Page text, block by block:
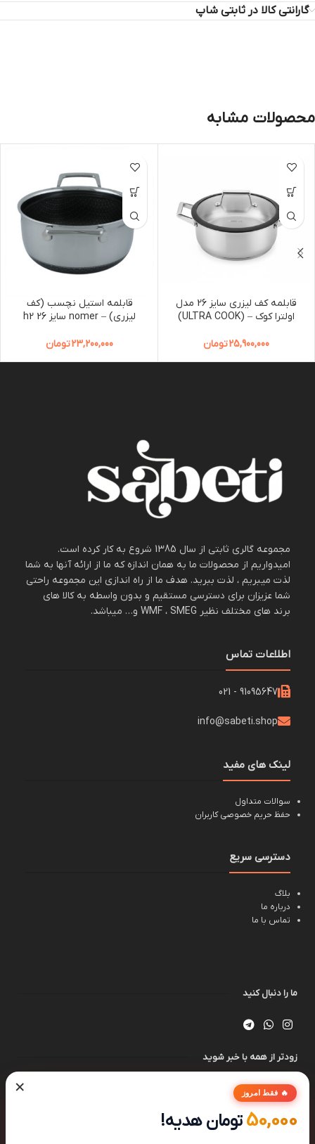
گارانتی کالا در ثابتی شاپ
محصولات مشابه
قابلمه کف لیزری سایز 26 مدل
اولترا کوک – (ULTRA COOK)
25,900,000تومان
قابلمه استیل نچسب (کف
لیزری) – nomer سایز 26 h2
23,200,000تومان
مجموعه گالری ثابتی از سال 1385 شروع به کار کرده است.
امیدواریم از محصولات ما به همان اندازه که ما از ارائه آنها به شما
لذت میبریم ، لذت ببرید. هدف ما از راه اندازی این مجموعه راحتی
شما عزیزان برای دسترسی مستقیم و بدون واسطه به کالا های
برند های مختلف نظیر WMF ، SMEG و… میباشد.
اطلاعات تماس
91095647 - 021
info@sabeti.shop
لینک های مفید
سوالات متداول
حفظ حریم خصوصی کاربران
دسترسی سریع
بلاگ
درباره ما
تماس با ما
ما را دنبال کنید
زودتر از همه با خبر شوید
× 🔥 فقط امروز
50,000تومان هدیه!